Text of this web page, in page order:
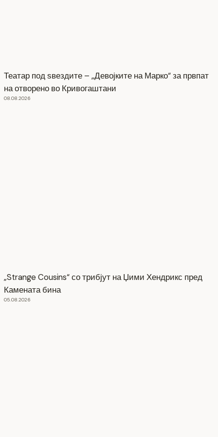
Театар под ѕвездите – „Девојките на Марко“ за првпат
на отворено во Кривогаштани
08.08.2026
„Strange Cousins“ со трибјут на Џими Хендрикс пред
Камената бина
05.08.2026